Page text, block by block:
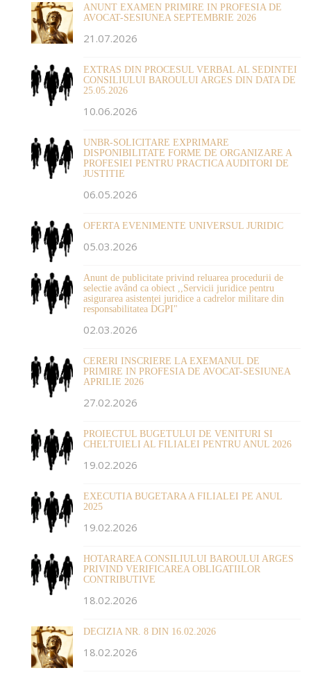
ANUNT EXAMEN PRIMIRE IN PROFESIA DE
AVOCAT-SESIUNEA SEPTEMBRIE 2026
21.07.2026
EXTRAS DIN PROCESUL VERBAL AL SEDINTEI
CONSILIULUI BAROULUI ARGES DIN DATA DE
25.05.2026
10.06.2026
UNBR-SOLICITARE EXPRIMARE
DISPONIBILITATE FORME DE ORGANIZARE A
PROFESIEI PENTRU PRACTICA AUDITORI DE
JUSTITIE
06.05.2026
OFERTA EVENIMENTE UNIVERSUL JURIDIC
05.03.2026
Anunt de publicitate privind reluarea procedurii de
selectie având ca obiect ,,Servicii juridice pentru
asigurarea asistenței juridice a cadrelor militare din
responsabilitatea DGPI"
02.03.2026
CERERI INSCRIERE LA EXEMANUL DE
PRIMIRE IN PROFESIA DE AVOCAT-SESIUNEA
APRILIE 2026
27.02.2026
PROIECTUL BUGETULUI DE VENITURI SI
CHELTUIELI AL FILIALEI PENTRU ANUL 2026
19.02.2026
EXECUTIA BUGETARA A FILIALEI PE ANUL
2025
19.02.2026
HOTARAREA CONSILIULUI BAROULUI ARGES
PRIVIND VERIFICAREA OBLIGATIILOR
CONTRIBUTIVE
18.02.2026
DECIZIA NR. 8 DIN 16.02.2026
18.02.2026